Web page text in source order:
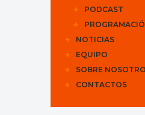
PODCAST
NOTICIAS
EQUIPO
SOBRE
CONTACTOS